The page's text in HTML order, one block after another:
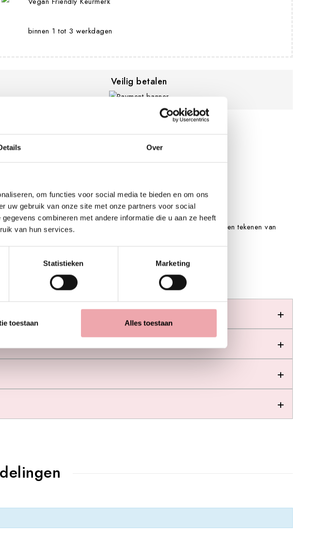
Over
om functies voor social media te bieden en om ons
uw gebruik van onze site met onze partners voor social
combineren met andere informatie die u aan ze heeft
van hun services.
Statistieken Marketing
toestaan Alles toestaan
binnen 1 tot 3 werkdagen
Veilig betalen
Productdetails
Deze oogcrème helpt de huid te hydrateren, te verzachten en tekenen van
om de huid gladder en soepeler te maken.
bij aan een frisse, uitgeruste oogopslag.